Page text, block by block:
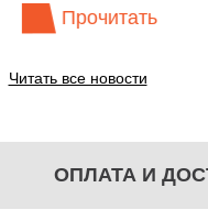
Прочитать
Читать все новости
ОПЛАТА И